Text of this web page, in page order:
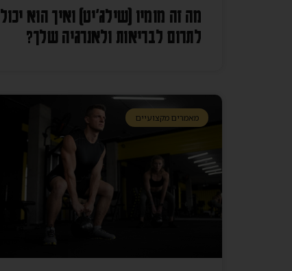
מה זה מומיו (שילג׳יט) ואיך הוא יכול
לתרום לבריאות ולאנרגיה שלך?
מאמרים מקצועיים